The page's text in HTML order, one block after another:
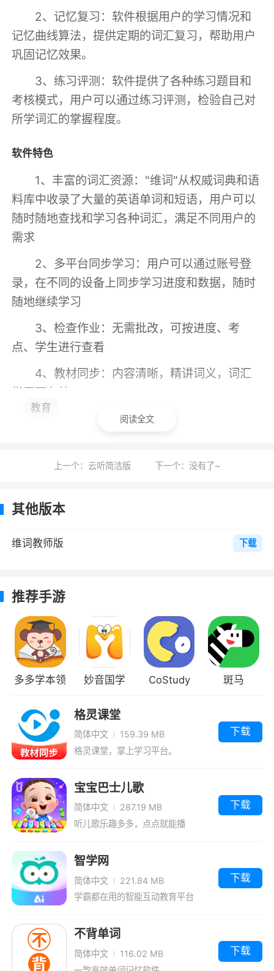
2、记忆复习：软件根据用户的学习情况和
记忆曲线算法，提供定期的词汇复习，帮助用户
巩固记忆效果。
3、练习评测：软件提供了各种练习题目和
考核模式，用户可以通过练习评测，检验自己对
所学词汇的掌握程度。
软件特色
1、丰富的词汇资源："维词"从权威词典和语
料库中收录了大量的英语单词和短语，用户可以
随时随地查找和学习各种词汇，满足不同用户的
需求
2、多平台同步学习：用户可以通过账号登
录，在不同的设备上同步学习进度和数据，随时
随地继续学习
3、检查作业：无需批改，可按进度、考
点、学生进行查看
4、教材同步：内容清晰，精讲词义，词汇
学习更有效
5、记忆曲线学习算法：软件基于记忆曲线
6、发现精华：八大分类，内容丰富，尽情
到更大的帮助，全面化辅助教学，让你如虎添
翼。赶快来下载吧
2、旨在帮助用户提升英语单词记忆和应用
能力。用户通过使用该软件，可以方便地查找和
学习各种英语单词，并在学习过程中融入了记忆
还提供了多种学习模式和练习题目，使用户无论
是在词汇的理解、拼写还是运用方面都能够得到
有效的训练
3、能够多维度场景覆盖英语教学，为学生
们提供更加简便的提分方式
数据更新，用户体验优化
教育
阅读全文
上一个：云听简洁版 下一个：没有了~
其他版本
维词教师版 下载
推荐手游
多多学本领 妙音国学 CoStudy 斑马
格灵课堂
简体中文
159.39 MB
格灵课堂，掌上学习平台。
下载
宝宝巴士儿歌
简体中文
287.19 MB
听儿歌乐趣多多，点点就能播
下载
智学网
简体中文
221.84 MB
学霸都在用的智能互动教育平台
下载
不背单词
简体中文
116.02 MB
下载